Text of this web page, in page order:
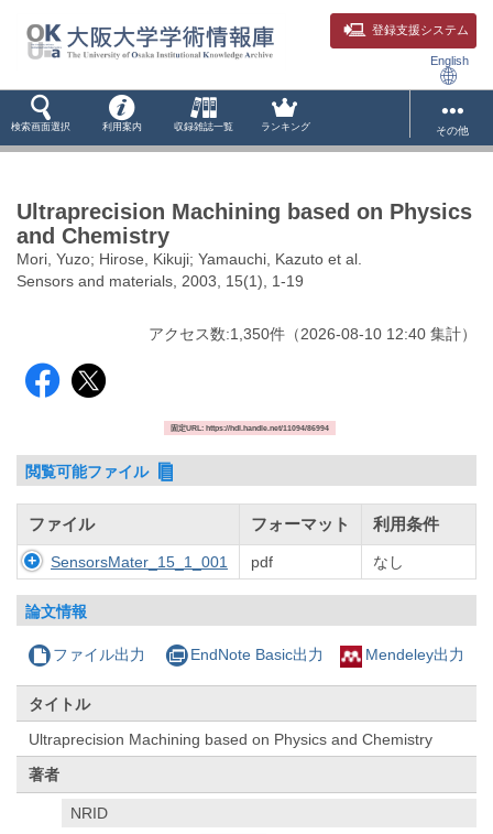
登録支援システム
English
検索画面選択 利用案内 収録雑誌一覧 ランキング その他
Ultraprecision Machining based on Physics
and Chemistry
Mori, Yuzo; Hirose, Kikuji; Yamauchi, Kazuto et al.
Sensors and materials, 2003, 15(1), 1-19
アクセス数:1,350件 （2026-08-10 12:40 集計）
固定URL: https://hdl.handle.net/11094/86994
閲覧可能ファイル
ファイル フォーマット 利用条件
SensorsMater_15_1_001 pdf なし
論文情報
ファイル出力 EndNote Basic出力 Mendeley出力
タイトル
Ultraprecision Machining based on Physics and Chemistry
著者
NRID